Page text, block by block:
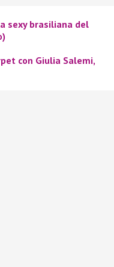
sexy brasiliana del
con Giulia Salemi,